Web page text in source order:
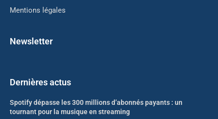
Mentions légales
Newsletter
Dernières actus
Spotify dépasse les 300 millions d’abonnés payants : un
tournant pour la musique en streaming